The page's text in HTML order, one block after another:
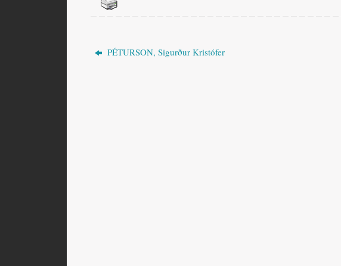
PÉTURSON, Sigurður Kristófer